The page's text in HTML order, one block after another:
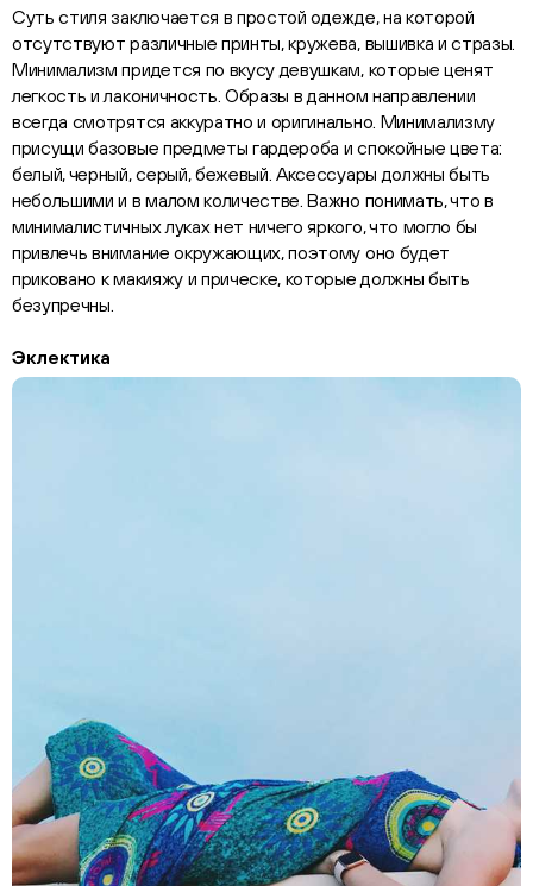
Суть стиля заключается в простой одежде, на которой
отсутствуют различные принты, кружева, вышивка и стразы.
Минимализм придется по вкусу девушкам, которые ценят
легкость и лаконичность. Образы в данном направлении
всегда смотрятся аккуратно и оригинально. Минимализму
присущи базовые предметы гардероба и спокойные цвета:
белый, черный, серый, бежевый. Аксессуары должны быть
небольшими и в малом количестве. Важно понимать, что в
минималистичных луках нет ничего яркого, что могло бы
привлечь внимание окружающих, поэтому оно будет
приковано к макияжу и прическе, которые должны быть
безупречны.
Эклектика